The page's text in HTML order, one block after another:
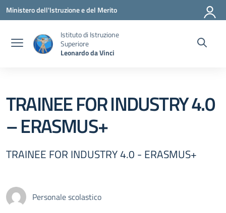
Vai ai contenuti
Vai al menu di navigazione
Vai al footer
Ministero dell'Istruzione e del Merito
Istituto di Istruzione
Superiore
Leonardo da Vinci
TRAINEE FOR INDUSTRY 4.0
– ERASMUS+
TRAINEE FOR INDUSTRY 4.0 - ERASMUS+
Personale scolastico